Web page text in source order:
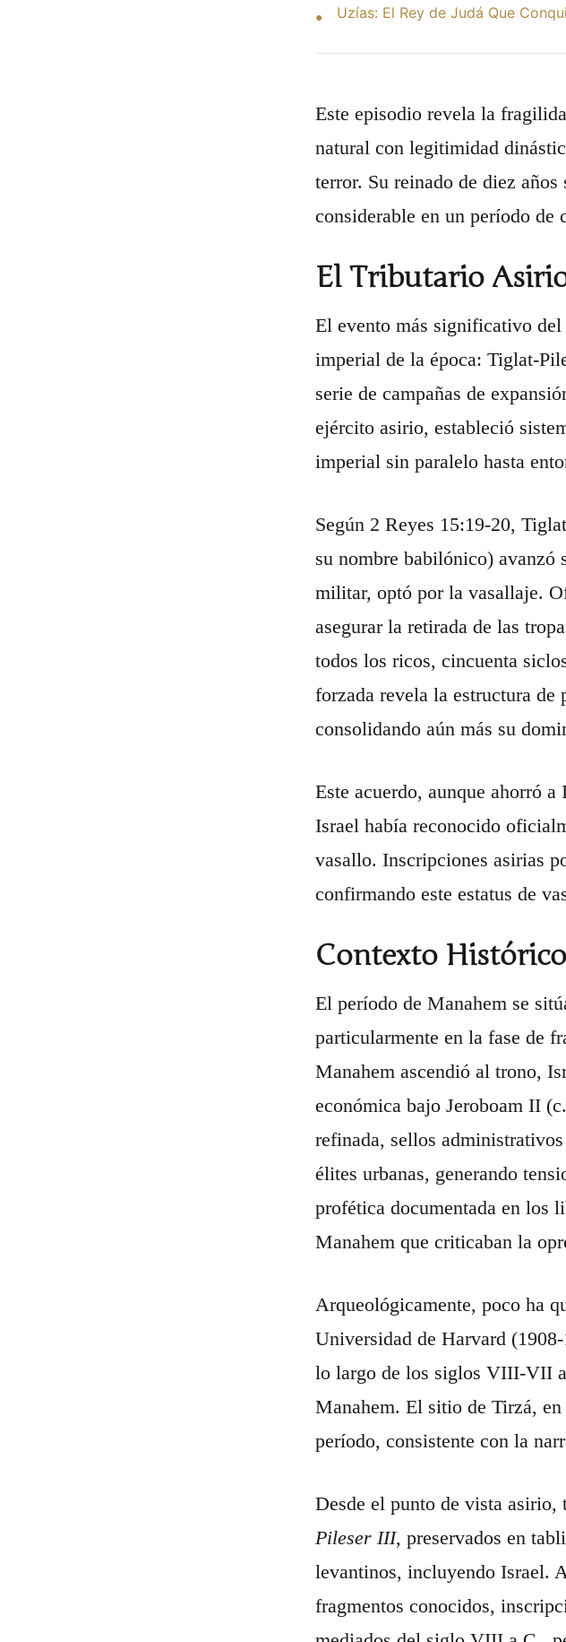
Uzías: El Rey de Judá Que
Este episodio revela la
natural con legitimidad
terror. Su reinado de diez
considerable en un período de
El Tributario
El evento más significativo del
imperial de la época: Tiglat-
serie de campañas de
ejército asirio, estableció
imperial sin paralelo hasta
Según 2 Reyes 15:19-20,
su nombre babilónico) avanzó
militar, optó por la vasallaje.
asegurar la retirada de las
todos los ricos, cincuenta
forzada revela la estructura
consolidando aún más su
Este acuerdo, aunque ahorró
Israel había reconocido
vasallo. Inscripciones asirias
confirmando este estatus de
Contexto
El período de Manahem se
particularmente en la fase de
Manahem ascendió al trono,
económica bajo Jeroboam II
refinada, sellos
élites urbanas, generando
profética documentada en los
Manahem que criticaban la
Arqueológicamente, poco ha
Universidad de Harvard
lo largo de los siglos VIII-VII
Manahem. El sitio de Tirzá,
período, consistente con la
Desde el punto de vista asirio,
Pileser III, preservados en
levantinos, incluyendo Israel.
fragmentos conocidos,